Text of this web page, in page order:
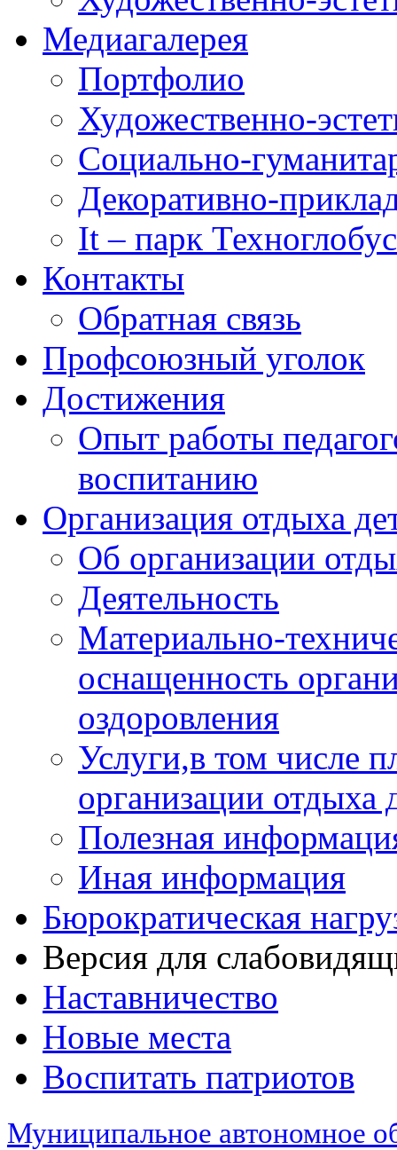
Медиагалерея
Портфолио
Художественно-
Социально-
Декоративно-
It – парк Техноглобус
Контакты
Обратная связь
Профсоюзный уголок
Достижения
Опыт работы
воспитанию
Организация отдыха
Об организации
Деятельность
Материально-
оснащенность
оздоровления
Услуги,в том числе
организации отдыха
Полезная
Иная информация
Бюрократическая
Версия для
Наставничество
Новые места
Воспитать патриотов
Муниципальное автономное